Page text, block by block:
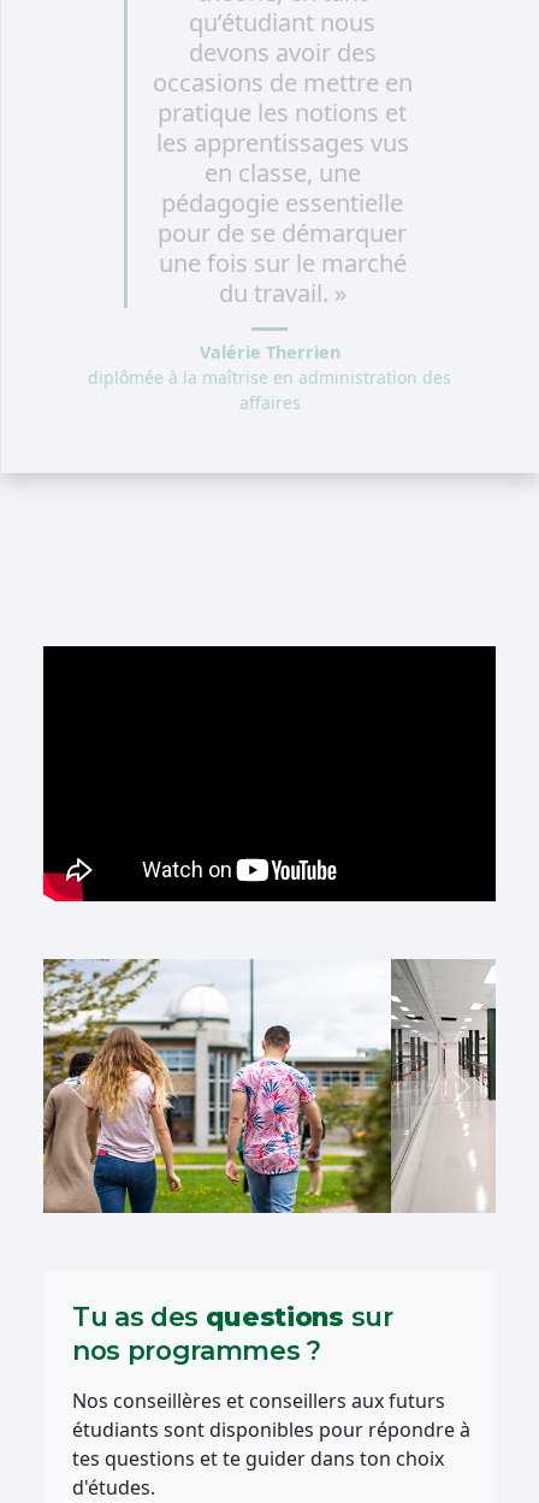
qu’étudiant nous
devons avoir des
occasions de mettre en
pratique les notions et
les apprentissages vus
en classe, une
pédagogie essentielle
pour de se démarquer
une fois sur le marché
du travail. »
Valérie Therrien
diplômée à la maîtrise en administration des
affaires
Précédent Suivant
Tu as des questions sur
nos programmes ?
Nos conseillères et conseillers aux futurs
étudiants sont disponibles pour répondre à
tes questions et te guider dans ton choix
d'études.